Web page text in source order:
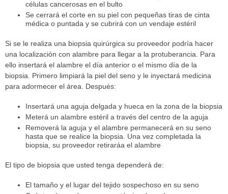
células cancerosas en el bulto
Se cerrará el corte en su piel con pequeñas tiras de cinta
médica o puntada y se cubrirá con un vendaje estéril
Si se le realiza una biopsia quirúrgica su proveedor podría hacer
una localización con alambre para llegar a la protuberancia. Para
ello insertará el alambre el día anterior o el mismo día de la
biopsia. Primero limpiará la piel del seno y le inyectará medicina
para adormecer el área. Después:
Insertará una aguja delgada y hueca en la zona de la biopsia
Meterá un alambre estéril a través del centro de la aguja
Removerá la aguja y el alambre permanecerá en su seno
hasta que se realice la biopsia. Una vez completada la
biopsia, su proveedor retiraráa el alambre
El tipo de biopsia que usted tenga dependerá de:
El tamaño y el lugar del tejido sospechoso en su seno